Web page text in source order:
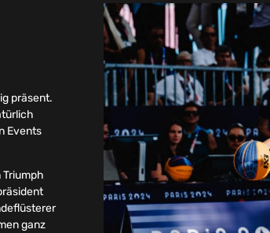
präsent.
Events
Triumph
ganz